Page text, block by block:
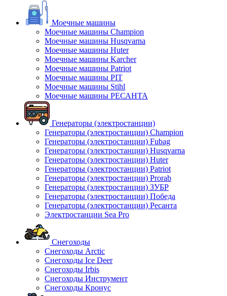
Моечные машины
Моечные машины Champion
Моечные машины Husqvarna
Моечные машины Huter
Моечные машины Karcher
Моечные машины Patriot
Моечные машины PIT
Моечные машины Stihl
Моечные машины РЕСАНТА
Генераторы (электростанции)
Генераторы (электростанции) Champion
Генераторы (электростанции) Fubag
Генераторы (электростанции) Husqvarna
Генераторы (электростанции) Huter
Генераторы (электростанции) Patriot
Генераторы (электростанции) Prorab
Генераторы (электростанции) ЗУБР
Генераторы (электростанции) Победа
Генераторы (электростанции) Ресанта
Электростанции Sea Pro
Снегоходы
Снегоходы Arctic
Снегоходы Ice Deer
Снегоходы Irbis
Снегоходы Инструмент
Снегоходы Кронус